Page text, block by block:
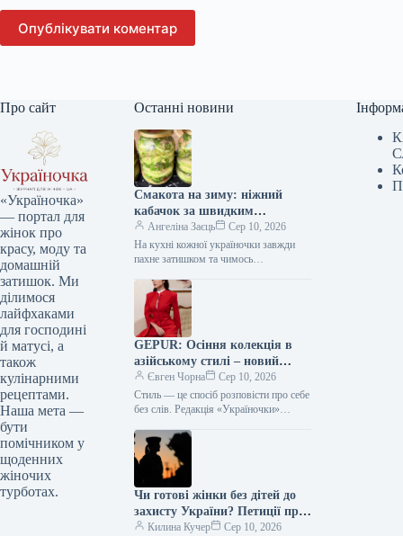
Опублікувати коментар
Про сайт
«Україночка»
— портал для
жінок про
красу, моду та
домашній
затишок. Ми
ділимося
лайфхаками
для господині
й матусі, а
також
кулінарними
рецептами.
Наша мета —
бути
помічником у
щоденних
жіночих
турботах.
Останні новини
Смакота на зиму: ніжний
кабачок за швидким
рецептом, гості будуть у
захваті!
Ангеліна Заєць
Сер 10, 2026
На кухні кожної україночки завжди
пахне затишком та чимось
знайшла для вас чудовий рецепт
пікантних кабачків на…
GEPUR: Осіння колекція в
азійському стилі – новий
тренд для вашого образу
Євген Чорна
Сер 10, 2026
Стиль — це спосіб розповісти про себе
без слів. Редакція «Україночки»
тенденціями, і сьогодні ми
підготували…
Чи готові жінки без дітей до
захисту України? Петиції про
новий порядок мобілізації
Килина Кучер Сер 10, 2026